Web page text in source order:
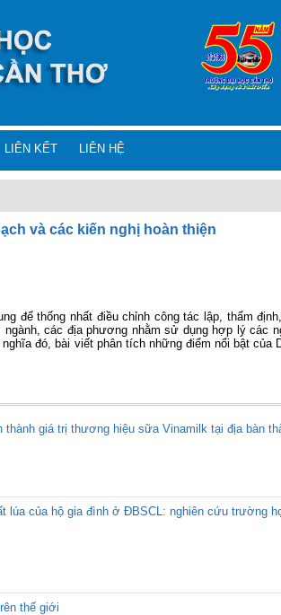
LIÊN KẾT LIÊN HỆ
và các kiến nghị hoàn thiện
để thống nhất điều chỉnh công tác lập, thẩm
các địa phương nhằm sử dụng hợp lý các
đó, bài viết phân tích những điểm nổi bật của
giá trị thương hiệu sữa Vinamilk tại địa bàn
lúa của hộ gia đình ở ĐBSCL: nghiên cứu trường
thế giới